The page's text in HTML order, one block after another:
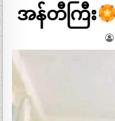
အန်တီကြီး